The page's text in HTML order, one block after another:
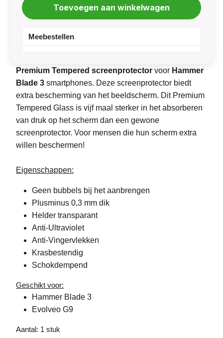
Meebestellen
Premium Tempered screenprotector voor Hammer
Blade 3 smartphones. Deze screenprotector biedt
extra bescherming van het beeldscherm. Dit Premium
Tempered Glass is vijf maal sterker in het absorberen
van druk op het scherm dan een gewone
screenprotector. Voor mensen die hun scherm extra
willen beschermen!
Eigenschappen:
Geen bubbels bij het aanbrengen
Plusminus 0,3 mm dik
Helder transparant
Anti-Ultraviolet
Anti-Vingervlekken
Krasbestendig
Schokdempend
Geschikt voor:
Hammer Blade 3
Evolveo G9
Aantal: 1 stuk